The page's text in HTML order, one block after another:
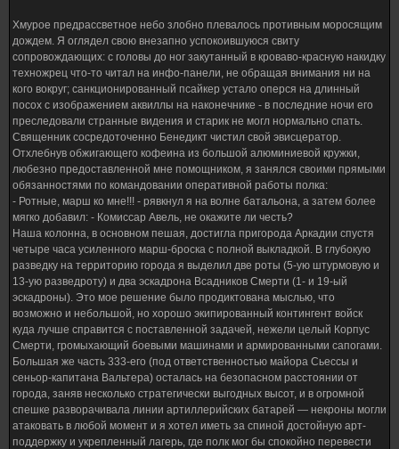
Хмурое предрассветное небо злобно плевалось противным моросящим
дождем. Я оглядел свою внезапно успокоившуюся свиту
сопровождающих: с головы до ног закутанный в кроваво-красную накидку
техножрец что-то читал на инфо-панели, не обращая внимания ни на
кого вокруг; санкционированный псайкер устало оперся на длинный
посох с изображением аквиллы на наконечнике - в последние ночи его
преследовали странные видения и старик не могл нормально спать.
Священник сосредоточенно Бенедикт чистил свой эвисцератор.
Отхлебнув обжигающего кофеина из большой алюминиевой кружки,
любезно предоставленной мне помощником, я занялся своими прямыми
обязанностями по командовании оперативной работы полка:
- Ротные, марш ко мне!!! - рявкнул я на волне батальона, а затем более
мягко добавил: - Комиссар Авель, не окажите ли честь?
Наша колонна, в основном пешая, достигла пригорода Аркадии спустя
четыре часа усиленного марш-броска с полной выкладкой. В глубокую
разведку на территорию города я выделил две роты (5-ую штурмовую и
13-ую разведроту) и два эскадрона Всадников Смерти (1- и 19-ый
эскадроны). Это мое решение было продиктована мыслью, что
возможно и небольшой, но хорошо экипированный контингент войск
куда лучше справится с поставленной задачей, нежели целый Корпус
Смерти, громыхающий боевыми машинами и армированными сапогами.
Большая же часть 333-его (под ответственностью майора Сьессы и
сеньор-капитана Вальтера) осталась на безопасном расстоянии от
города, заняв несколько стратегически выгодных высот, и в огромной
спешке разворачивала линии артиллерийских батарей — некроны могли
атаковать в любой момент и я хотел иметь за спиной достойную арт-
поддержку и укрепленный лагерь, где полк мог бы спокойно перевести